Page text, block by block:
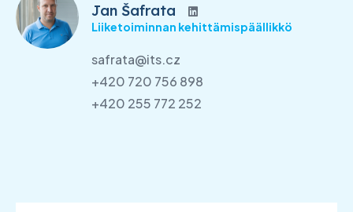
Jan Šafrata
Liiketoiminnan kehittämispäällikkö
safrata@its.cz
+420 720 756 898
+420 255 772 252